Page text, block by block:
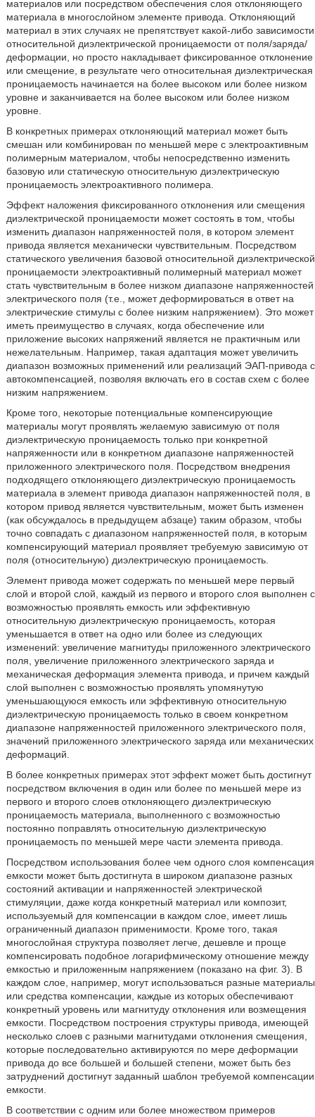
материалов или посредством обеспечения слоя отклоняющего
материала в многослойном элементе привода. Отклоняющий
материал в этих случаях не препятствует какой-либо зависимости
относительной диэлектрической проницаемости от поля/заряда/
деформации, но просто накладывает фиксированное отклонение
или смещение, в результате чего относительная диэлектрическая
проницаемость начинается на более высоком или более низком
уровне и заканчивается на более высоком или более низком
уровне.
В конкретных примерах отклоняющий материал может быть
смешан или комбинирован по меньшей мере с электроактивным
полимерным материалом, чтобы непосредственно изменить
базовую или статическую относительную диэлектрическую
проницаемость электроактивного полимера.
Эффект наложения фиксированного отклонения или смещения
диэлектрической проницаемости может состоять в том, чтобы
изменить диапазон напряженностей поля, в котором элемент
привода является механически чувствительным. Посредством
статического увеличения базовой относительной диэлектрической
проницаемости электроактивный полимерный материал может
стать чувствительным в более низком диапазоне напряженностей
электрического поля (т.е., может деформироваться в ответ на
электрические стимулы с более низким напряжением). Это может
иметь преимущество в случаях, когда обеспечение или
приложение высоких напряжений является не практичным или
нежелательным. Например, такая адаптация может увеличить
диапазон возможных применений или реализаций ЭАП-привода с
автокомпенсацией, позволяя включать его в состав схем с более
низким напряжением.
Кроме того, некоторые потенциальные компенсирующие
материалы могут проявлять желаемую зависимую от поля
диэлектрическую проницаемость только при конкретной
напряженности или в конкретном диапазоне напряженностей
приложенного электрического поля. Посредством внедрения
подходящего отклоняющего диэлектрическую проницаемость
материала в элемент привода диапазон напряженностей поля, в
котором привод является чувствительным, может быть изменен
(как обсуждалось в предыдущем абзаце) таким образом, чтобы
точно совпадать с диапазоном напряженностей поля, в которым
компенсирующий материал проявляет требуемую зависимую от
поля (относительную) диэлектрическую проницаемость.
Элемент привода может содержать по меньшей мере первый
слой и второй слой, каждый из первого и второго слоя выполнен с
возможностью проявлять емкость или эффективную
относительную диэлектрическую проницаемость, которая
уменьшается в ответ на одно или более из следующих
изменений: увеличение магнитуды приложенного электрического
поля, увеличение приложенного электрического заряда и
механическая деформация элемента привода, и причем каждый
слой выполнен с возможностью проявлять упомянутую
уменьшающуюся емкость или эффективную относительную
диэлектрическую проницаемость только в своем конкретном
диапазоне напряженностей приложенного электрического поля,
значений приложенного электрического заряда или механических
деформаций.
В более конкретных примерах этот эффект может быть достигнут
посредством включения в один или более по меньшей мере из
первого и второго слоев отклоняющего диэлектрическую
проницаемость материала, выполненного с возможностью
постоянно поправлять относительную диэлектрическую
проницаемость по меньшей мере части элемента привода.
Посредством использования более чем одного слоя компенсация
емкости может быть достигнута в широком диапазоне разных
состояний активации и напряженностей электрической
стимуляции, даже когда конкретный материал или композит,
используемый для компенсации в каждом слое, имеет лишь
ограниченный диапазон применимости. Кроме того, такая
многослойная структура позволяет легче, дешевле и проще
компенсировать подобное логарифмическому отношение между
емкостью и приложенным напряжением (показано на фиг. 3). В
каждом слое, например, могут использоваться разные материалы
или средства компенсации, каждые из которых обеспечивают
конкретный уровень или магнитуду отклонения или возмещения
емкости. Посредством построения структуры привода, имеющей
несколько слоев с разными магнитудами отклонения смещения,
которые последовательно активируются по мере деформации
привода до все большей и большей степени, может быть без
затруднений достигнут заданный шаблон требуемой компенсации
емкости.
В соответствии с одним или более множеством примеров